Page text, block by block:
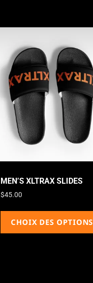
MEN’S XLTRAX SLIDES
$45.00
CHOIX DES OPTIONS